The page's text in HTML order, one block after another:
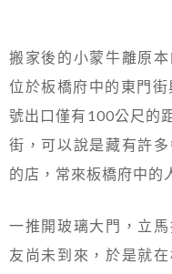
搬家後的小蒙牛離原
位於板橋府中的東門
號出口僅有100公尺的
街，可以說是藏有許
的店，常來板橋府中的
一推開玻璃大門，立
友尚未到來，於是就